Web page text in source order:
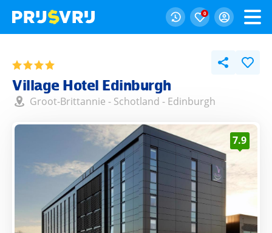
0
Village Hotel Edinburgh
Groot-Brittannie - Schotland - Edinburgh
7.9